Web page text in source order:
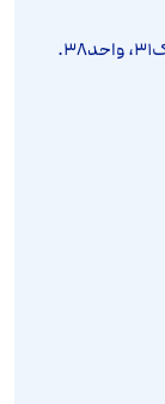
تهران، سعادت آباد، کوچه حق طلب غربی، پلاک۳۱، واحد۳۸.